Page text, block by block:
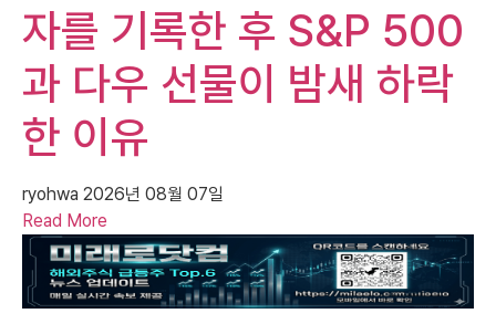
자를 기록한 후 S&P 500
과 다우 선물이 밤새 하락
한 이유
ryohwa 2026년 08월 07일
Read More